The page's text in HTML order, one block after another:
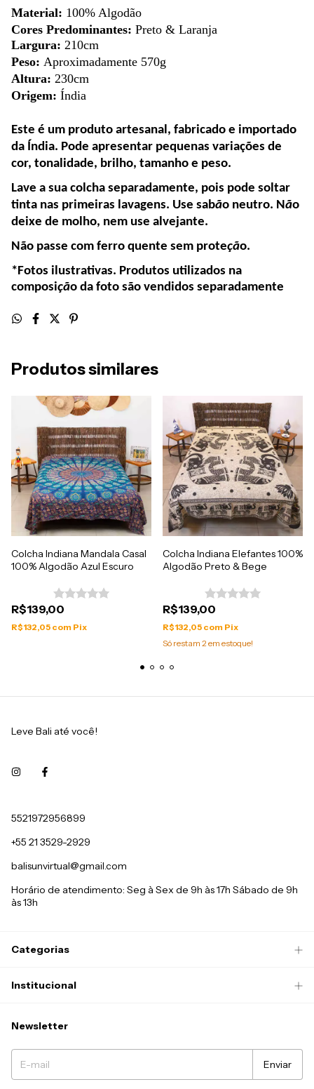
Material: 100% Algodão
Cores Predominantes: Preto & Laranja
Largura: 210cm
Peso: Aproximadamente 570g
Altura: 230cm
Origem: Índia
Este é um produto artesanal, fabricado e importado
da Índia. Pode apresentar pequenas variações de
cor, tonalidade, brilho, tamanho e peso.
Lave a sua colcha separadamente, pois pode soltar
tinta nas primeiras lavagens. Use sabão neutro. Não
deixe de molho, nem use alvejante.
Não passe com ferro quente sem proteção.
*Fotos ilustrativas. Produtos utilizados na
composição da foto são vendidos separadamente
Produtos similares
Colcha Indiana Mandala Casal
100% Algodão Azul Escuro
R$139,00
R$132,05 com Pix
Colcha Indiana Elefantes 100%
Algodão Preto & Bege
R$139,00
R$132,05 com Pix
Só restam 2em estoque!
Leve Bali até você!
5521972956899
+55 21 3529-2929
balisunvirtual@gmail.com
Horário de atendimento: Seg à Sex de 9h às 17h Sábado de 9h
às 13h
Categorias
Institucional
Newsletter